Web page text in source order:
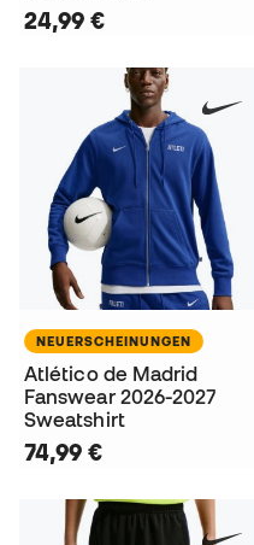
24,99 €
NEUERSCHEINUNGEN
Atlético de Madrid
Fanswear 2026-2027
Sweatshirt
74,99 €